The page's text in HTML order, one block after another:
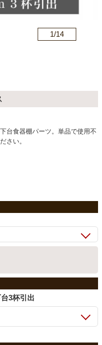
1/14
台食器棚パーツ。単品で使用不
さい。
3杯引出